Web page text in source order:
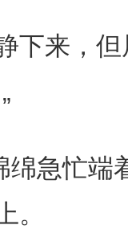
来，但
急忙端
。